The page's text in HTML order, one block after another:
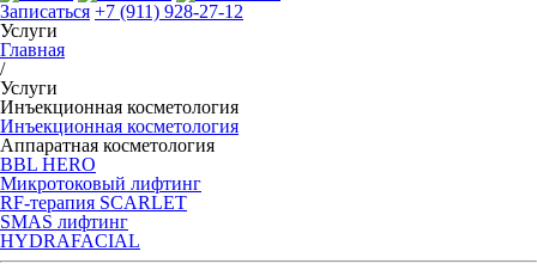
Записаться +7 (911) 928-27-12
Услуги
Главная
/
Услуги
Инъекционная косметология
Инъекционная косметология
Аппаратная косметология
BBL HERO
Микротоковый лифтинг
RF-терапия SCARLET
SMAS лифтинг
HYDRAFACIAL